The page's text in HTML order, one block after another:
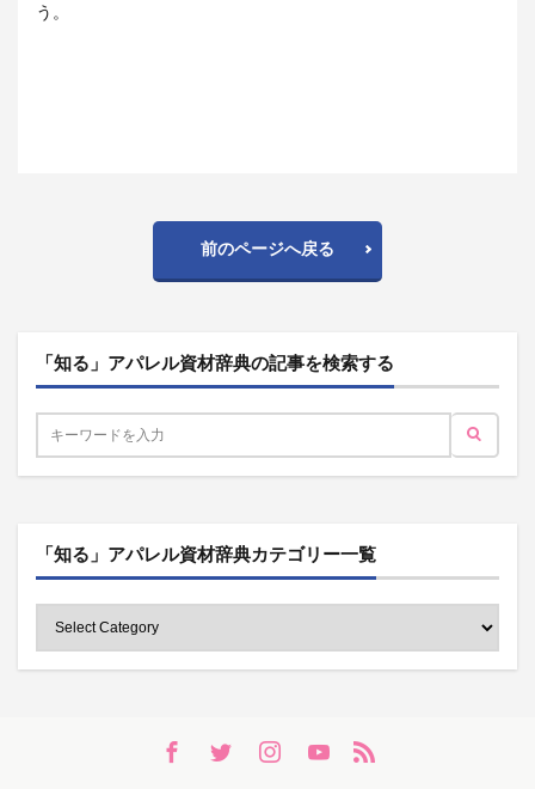
う。
前のページへ戻る
「知る」アパレル資材辞典の記事を検索する
「知る」アパレル資材辞典カテゴリー一覧